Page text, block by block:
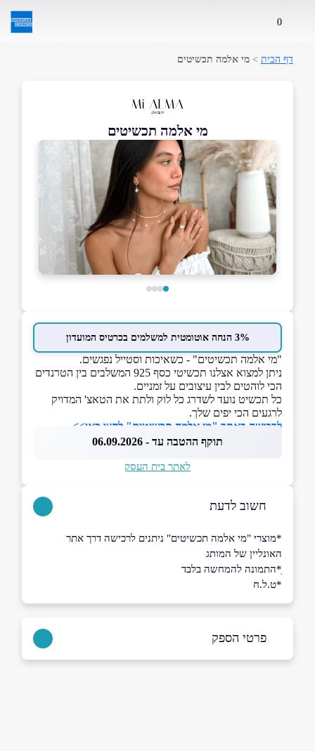
0
דף הבית > מי אלמה תכשיטים
מי אלמה תכשיטים
3% הנחה אוטומטית למשלמים בכרטיס המועדון
"מי אלמה תכשיטים" - כשאיכות וסטייל נפגשים.
ניתן למצוא אצלנו תכשיטי כסף 925 המשלבים בין הטרנדים
הכי לוהטים לבין עיצובים על זמניים.
כל תכשיט נועד לשדרג כל לוק ולתת את הטאצ' המדויק
לרגעים הכי יפים שלך.
לרכישה באתר "מי אלמה תכשיטים" לחצו כאן>>
תוקף ההטבה עד - 06.09.2026
לאתר בית העסק
חשוב לדעת
*מוצרי "מי אלמה תכשיטים" ניתנים לרכישה דרך אתר
האונליין של המותג
ָ*התמונה להמחשה בלבד
*ט.ל.ח
פרטי הספק